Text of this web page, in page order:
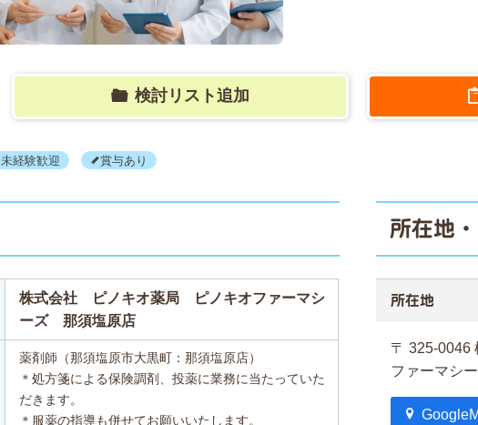
検討リスト追加
未経験歓迎 賞与あり
株式会社 ピノキオ薬局 ピノキオファーマシ
ーズ 那須塩原店
薬剤師（那須塩原市大黒町：那須塩原店）
＊処方箋による保険調剤、投薬に業務に当たっていた
だきます。
＊服薬の指導も併せてお願いいたします。
所在地
所在地
〒 325-0046
ファーマシ